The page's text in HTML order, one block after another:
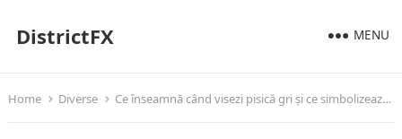
DistrictFX MENU
Home Diverse Ce înseamnă când visezi pisică gri și ce simbolizează aceasta